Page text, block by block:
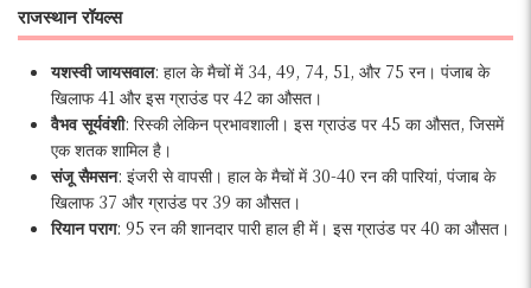
राजस्थान रॉयल्स
यशस्वी जायसवाल: हाल के मैचों में 34, 49, 74, 51, और 75 रन। पंजाब के
खिलाफ 41 और इस ग्राउंड पर 42 का औसत।
वैभव सूर्यवंशी: रिस्की लेकिन प्रभावशाली। इस ग्राउंड पर 45 का औसत, जिसमें
एक शतक शामिल है।
संजू सैमसन: इंजरी से वापसी। हाल के मैचों में 30-40 रन की पारियां, पंजाब के
खिलाफ 37 और ग्राउंड पर 39 का औसत।
रियान पराग: 95 रन की शानदार पारी हाल ही में। इस ग्राउंड पर 40 का औसत।